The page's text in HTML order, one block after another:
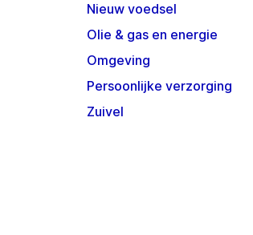
Nieuw voedsel
Olie & gas en energie
Omgeving
Persoonlijke verzorging
Zuivel